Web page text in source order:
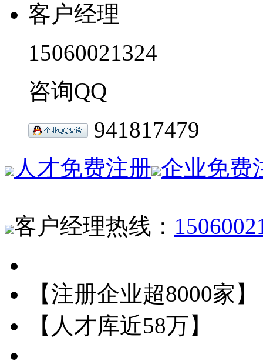
客户经理
15060021324
咨询QQ
941817479
人才免费注册 企业免费
客户经理热线：
【注册企业超8000家】
【人才库近58万】